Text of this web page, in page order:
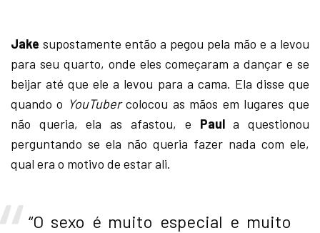
Jake supostamente então a pegou pela mão e a levou
para seu quarto, onde eles começaram a dançar e se
beijar até que ele a levou para a cama. Ela disse que
quando o YouTubercolocou as mãos em lugares que
não queria, ela as afastou, e Paula questionou
perguntando se ela não queria fazer nada com ele,
qual era o motivo de estar ali.
“O sexo é muito especial e muito